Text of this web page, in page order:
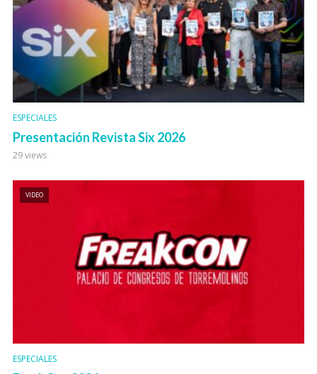
ESPECIALES
Presentación Revista Six 2026
29 views
VIDEO
ESPECIALES